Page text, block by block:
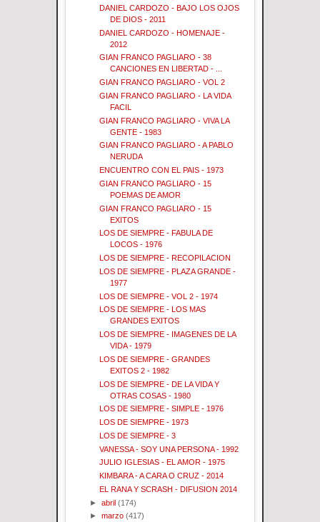
DANIEL CARDOZO - BAJO LOS OJOS
DE DIOS - 2011
DANIEL CARDOZO - HOMENAJE -
2012
GIAN FRANCO PAGLIARO - 38
CANCIONES EN LIBERTAD - ...
GIAN FRANCO PAGLIARO - VOL 2
GIAN FRANCO PAGLIARO - LA VIDA
FACIL
GIAN FRANCO PAGLIARO - VIVA LA
GENTE - 1983
GIAN FRANCO PAGLIARO - A PABLO
NERUDA
ENCUENTRO CON EL PAIS - 1973
GIAN FRANCO PAGLIARO - 15
POEMAS DE AMOR
GIAN FRANCO PAGLIARO - 15
EXITOS
LOS DE SIEMPRE - FABULA DE
LOCOS - 1976
LOS DE SIEMPRE - RECOPILACION
LOS DE SIEMPRE - PLAZA GRANDE -
1977
LOS DE SIEMPRE - VOL 2 - 1974
LOS DE SIEMPRE - LOS MAS
GRANDES EXITOS
LOS DE SIEMPRE - IMAGENES DE LA
VIDA - 1979
LOS DE SIEMPRE - GRANDES
EXITOS 2 - 1982
LOS DE SIEMPRE - DE LA VIDA Y
OTRAS COSAS - 1980
LOS DE SIEMPRE - SIMPLE - 1976
LOS DE SIEMPRE - 1973
LOS DE SIEMPRE - 3
VANESSA - SOY UNA PERSONA - 1992
JULIO IGLESIAS - EL AMOR - 1975
KIMBARA - A CARA O CRUZ - 2014
EL RANA Y SCRASH - DIFUSION 2014
►abril (174)
►marzo (417)